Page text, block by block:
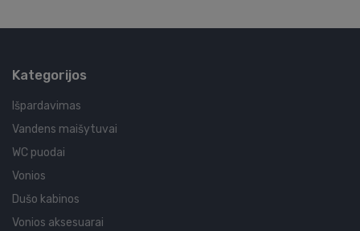
Kategorijos
Išpardavimas
Vandens maišytuvai
WC puodai
Vonios
Dušo kabinos
Vonios aksesuarai